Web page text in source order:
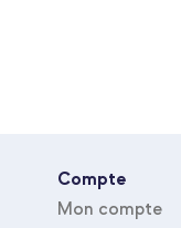
Type d'accessoire
Compte
Mon compte